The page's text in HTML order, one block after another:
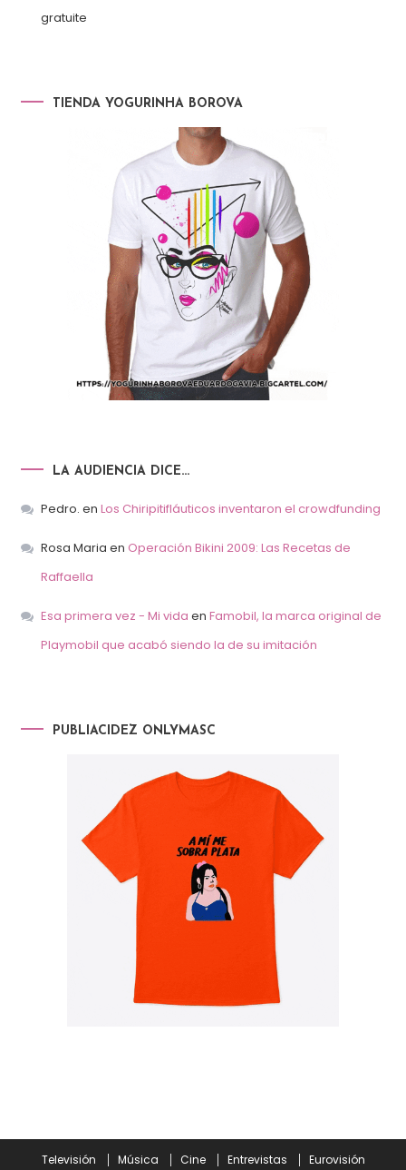
gratuite
TIENDA YOGURINHA BOROVA
LA AUDIENCIA DICE…
Pedro. en Los Chiripitifláuticos inventaron el crowdfunding
Rosa Maria en Operación Bikini 2009: Las Recetas de
Raffaella
Esa primera vez - Mi vida en Famobil, la marca original de
Playmobil que acabó siendo la de su imitación
PUBLIACIDEZ ONLYMASC
Televisión Música Cine Entrevistas Eurovisión